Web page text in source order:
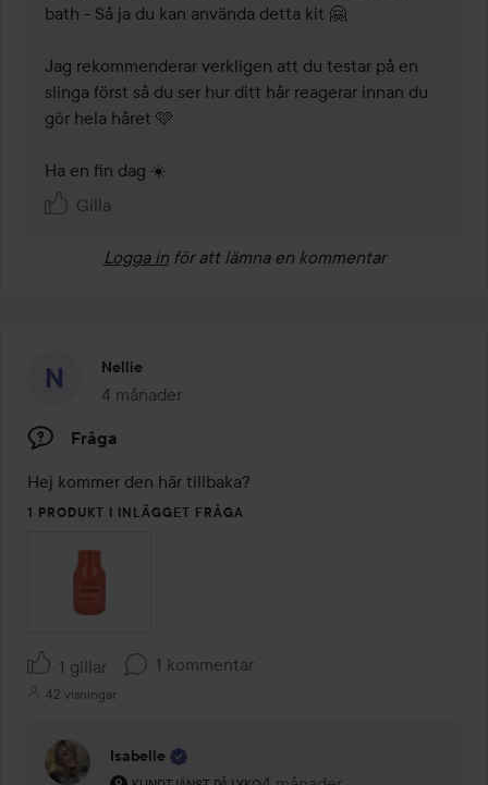
bath - Så ja du kan använda detta kit 🤗
Jag rekommenderar verkligen att du testar på en
slinga först så du ser hur ditt hår reagerar innan du
gör hela håret 🩷
Ha en fin dag ☀️
Gilla
Logga in för att lämna en kommentar
Nellie
4 månader
Inlägget skapades 4 månader
Fråga
Hej kommer den här tillbaka?
1 PRODUKT I INLÄGGET FRÅGA
1 gillar 1 kommentar
42 visningar
Isabelle